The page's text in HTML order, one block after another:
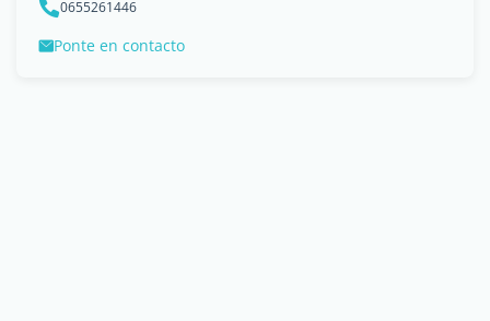
0655261446
Ponte en contacto